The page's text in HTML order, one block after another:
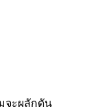
จะผลักดัน